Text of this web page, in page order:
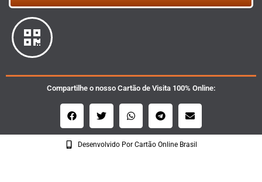
Compartilhe o nosso Cartão de Visita 100% Online:
Desenvolvido Por Cartão Online Brasil